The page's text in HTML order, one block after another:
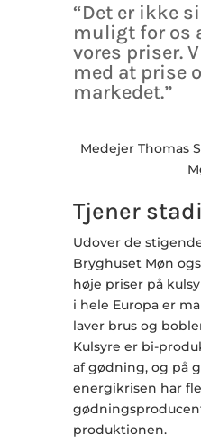
“Det er ikke
muligt for os
vores priser.
med at prise
markedet.”
Medejer Thomas
Tjener
Udover de
Bryghuset Møn
høje priser på
i hele Europa er
laver brus og
Kulsyre er bi-
af gødning, og på
energikrisen har
produktionen.